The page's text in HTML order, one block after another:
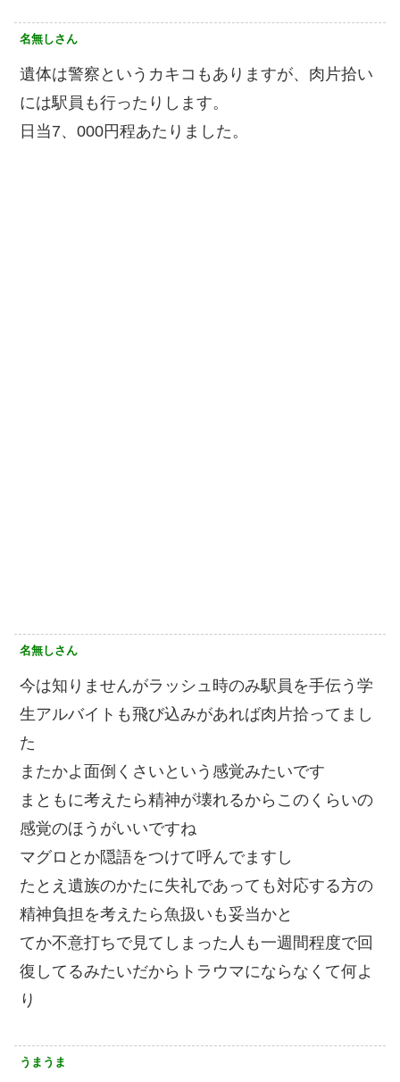
名無しさん
遺体は警察というカキコもありますが、肉片拾い
には駅員も行ったりします。
日当7、000円程あたりました。
名無しさん
今は知りませんがラッシュ時のみ駅員を手伝う学
生アルバイトも飛び込みがあれば肉片拾ってまし
た
またかよ面倒くさいという感覚みたいです
まともに考えたら精神が壊れるからこのくらいの
感覚のほうがいいですね
マグロとか隠語をつけて呼んでますし
たとえ遺族のかたに失礼であっても対応する方の
精神負担を考えたら魚扱いも妥当かと
てか不意打ちで見てしまった人も一週間程度で回
復してるみたいだからトラウマにならなくて何よ
り
うまうま